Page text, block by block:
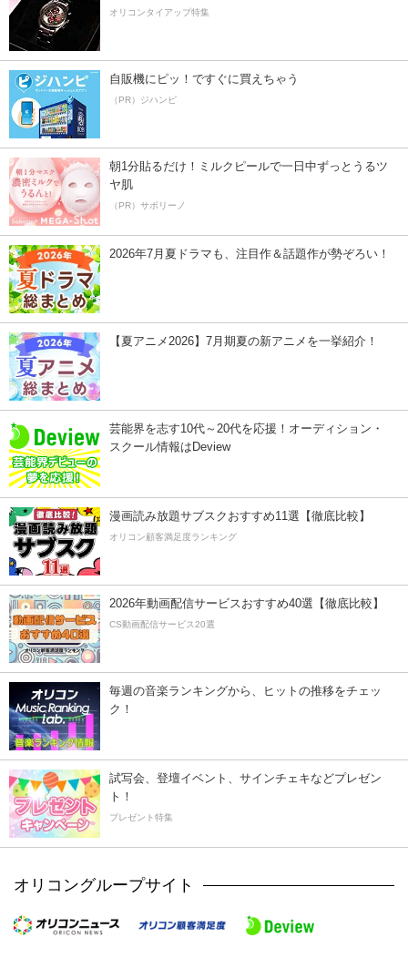
オリコンタイアップ特集
自販機にピッ！ですぐに買えちゃう
（PR）ジハンピ
朝1分貼るだけ！ミルクピールで一日中ずっとうるツ
ヤ肌
（PR）サボリーノ
2026年7月夏ドラマも、注目作＆話題作が勢ぞろい！
【夏アニメ2026】7月期夏の新アニメを一挙紹介！
芸能界を志す10代～20代を応援！オーディション・
スクール情報はDeview
漫画読み放題サブスクおすすめ11選【徹底比較】
オリコン顧客満足度ランキング
2026年動画配信サービスおすすめ40選【徹底比較】
CS動画配信サービス20選
毎週の音楽ランキングから、ヒットの推移をチェッ
ク！
試写会、登壇イベント、サインチェキなどプレゼン
ト！
プレゼント特集
オリコングループサイト